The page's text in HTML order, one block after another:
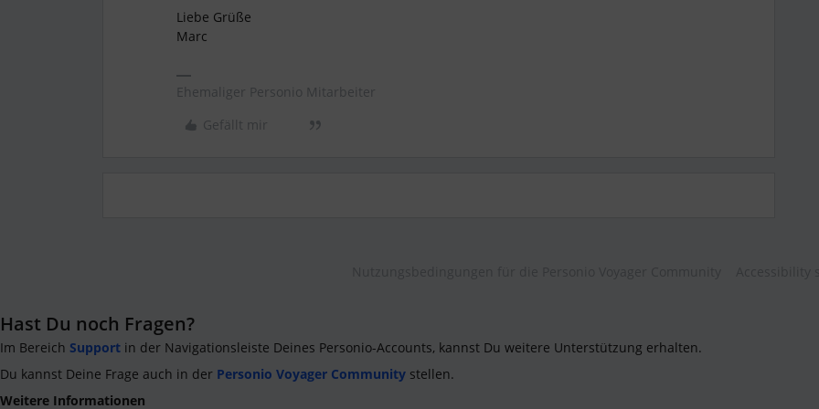
Liebe Grüße
Marc
Ehemaliger Personio Mitarbeiter
Gefällt mir
Hast Du noch Fragen?
Im Bereich Support in der Navigationsleiste Deines Personio-Accounts, kannst Du weitere Unterstützung erhalten.
Du kannst Deine Frage auch in der Personio Voyager Community stellen.
Weitere Informationen